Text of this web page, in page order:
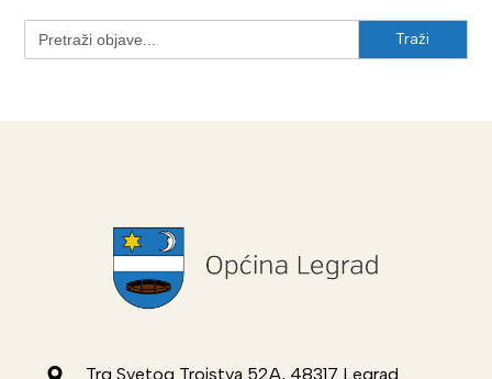
Search
for:
Trg Svetog Trojstva 52A, 48317 Legrad